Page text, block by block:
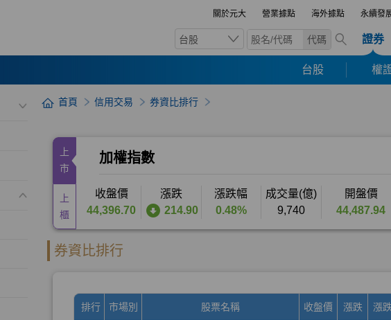
關於元大 營業據點 海外據點 永續發
台股 代碼 證券
台股 權
首頁 信用交易 券資比排行